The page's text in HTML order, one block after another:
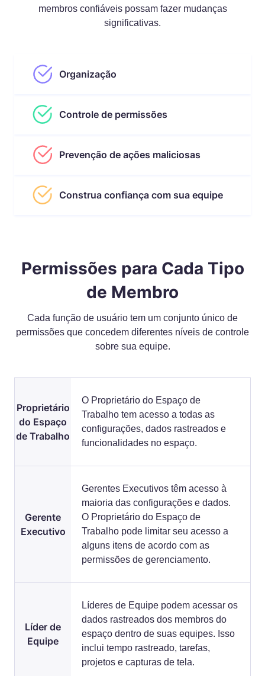
membros confiáveis possam fazer mudanças
significativas.
Organização
Controle de permissões
Prevenção de ações maliciosas
Construa confiança com sua equipe
Permissões para Cada Tipo
de Membro
Cada função de usuário tem um conjunto único de
permissões que concedem diferentes níveis de controle
sobre sua equipe.
Proprietário
do Espaço
de Trabalho
O Proprietário do Espaço de
Trabalho tem acesso a todas as
configurações, dados rastreados e
funcionalidades no espaço.
Gerente
Executivo
Gerentes Executivos têm acesso à
maioria das configurações e dados.
O Proprietário do Espaço de
Trabalho pode limitar seu acesso a
alguns itens de acordo com as
permissões de gerenciamento.
Líder de
Equipe
Líderes de Equipe podem acessar os
dados rastreados dos membros do
espaço dentro de suas equipes. Isso
inclui tempo rastreado, tarefas,
projetos e capturas de tela.